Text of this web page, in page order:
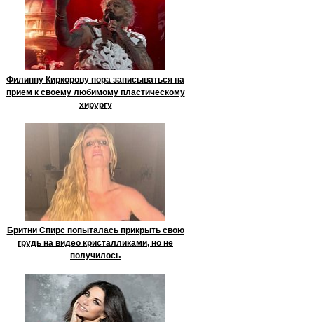
Филиппу Киркорову пора записываться на
прием к своему любимому пластическому
хирургу
Бритни Спирс попыталась прикрыть свою
грудь на видео кристалликами, но не
получилось